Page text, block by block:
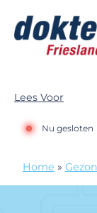
Lees Voor
Nu gesloten
Home »